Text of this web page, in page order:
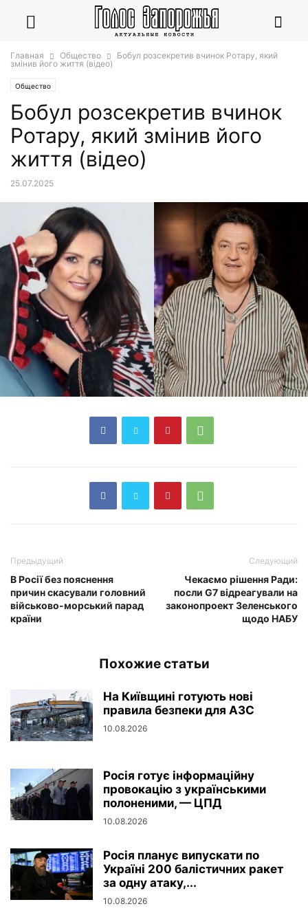
Главная Общество
Бобул розсекретив вчинок Ротару, який
змінив його життя (відео)
Общество
Бобул розсекретив вчинок
Ротару, який змінив його
життя (відео)
25.07.2025
Предыдущий
В Росії без пояснення
причин скасували головний
військово-морський парад
країни
Следующий
Чекаємо рішення Ради:
посли G7 відреагували на
законопроект Зеленського
щодо НАБУ
Похожие статьи
На Київщині готують нові
правила безпеки для АЗС
10.08.2026
Росія готує інформаційну
провокацію з українськими
полоненими, — ЦПД
10.08.2026
Росія планує випускати по
Україні 200 балістичних ракет
за одну атаку,...
10.08.2026